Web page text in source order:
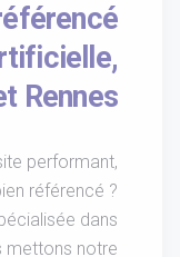
Rennes
performant,
référencé ?
dans
mettons notre